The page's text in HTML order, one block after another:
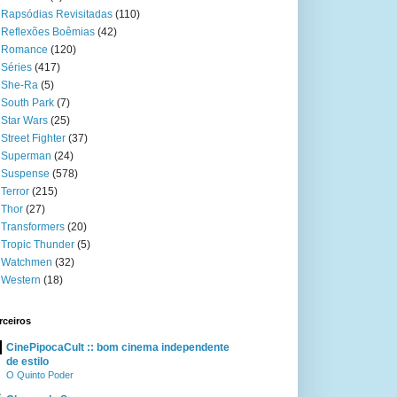
Rapsódias Revisitadas (110)
Reflexões Boêmias (42)
Romance (120)
Séries (417)
She-Ra (5)
South Park (7)
Star Wars (25)
Street Fighter (37)
Superman (24)
Suspense (578)
Terror (215)
Thor (27)
Transformers (20)
Tropic Thunder (5)
Watchmen (32)
Western (18)
CinePipocaCult :: bom cinema independente
de estilo
O Quinto Poder